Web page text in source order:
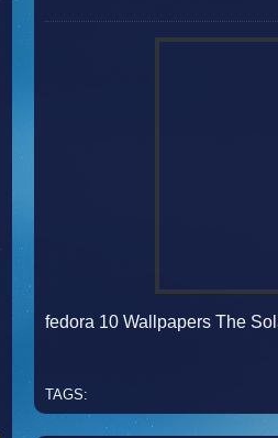
fedora 10 Wallpapers The
TAGS: